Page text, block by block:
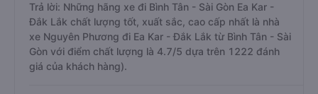
Trả lời: Những hãng xe đi Bình Tân - Sài Gòn Ea Kar -
Đắk Lắk chất lượng tốt, xuất sắc, cao cấp nhất là nhà
xe Nguyên Phương đi Ea Kar - Đắk Lắk từ Bình Tân - Sài
Gòn với điểm chất lượng là 4.7/5 dựa trên 1222 đánh
giá của khách hàng).